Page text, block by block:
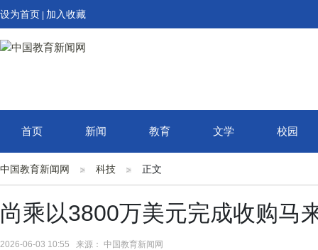
设为首页 加入收藏
首页 新闻 教育 文学 校园
中国教育新闻网 科技 正文
尚乘以3800万美元完成收购马
2026-06-03 10:55 来源： 中国教育新闻网